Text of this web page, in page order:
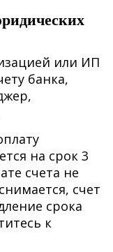
или ИП
банка,
на срок 3
счета не
счет
срока
к